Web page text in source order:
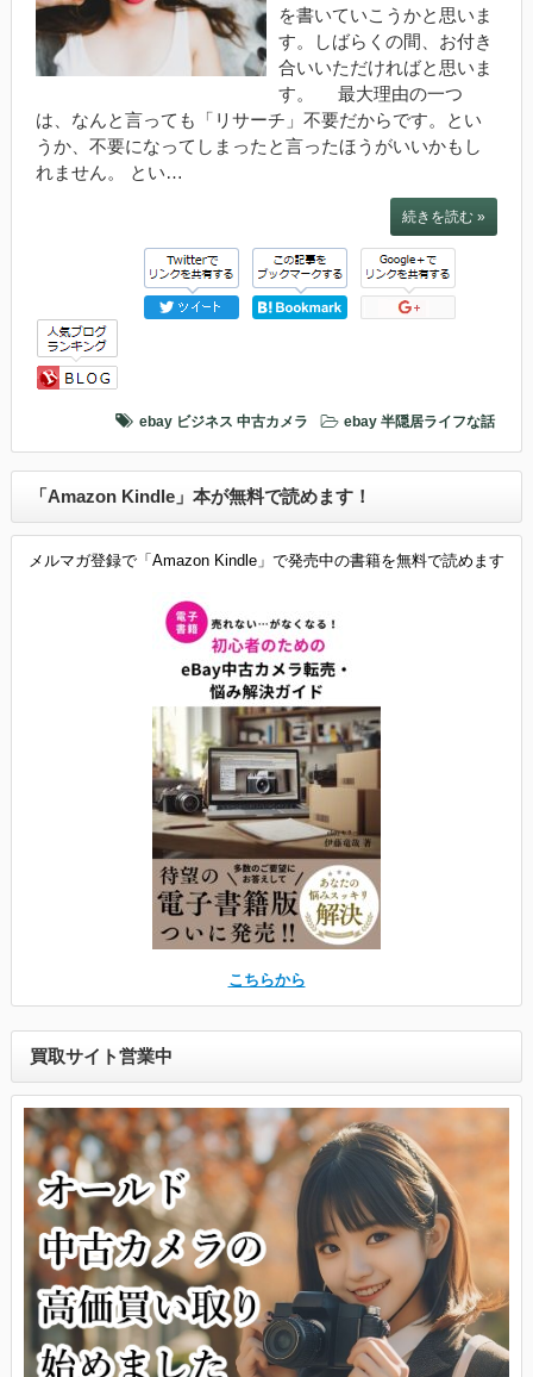
を書いていこうかと思いま
す。しばらくの間、お付き
合いいただければと思いま
す。 最大理由の一つ
は、なんと言っても「リサーチ」不要だからです。とい
うか、不要になってしまったと言ったほうがいいかもし
れません。 とい…
続きを読む »
ebay ビジネス 中古カメラ ebay 半隠居ライフな話
「Amazon Kindle」本が無料で読めます！
メルマガ登録で「Amazon Kindle」で発売中の書籍を無料で読めます
こちらから
買取サイト営業中